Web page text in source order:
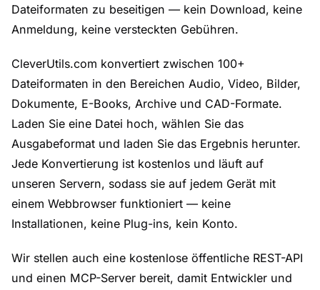
Dateiformaten zu beseitigen — kein Download, keine
Anmeldung, keine versteckten Gebühren.
CleverUtils.com konvertiert zwischen 100+
Dateiformaten in den Bereichen Audio, Video, Bilder,
Dokumente, E-Books, Archive und CAD-Formate.
Laden Sie eine Datei hoch, wählen Sie das
Ausgabeformat und laden Sie das Ergebnis herunter.
Jede Konvertierung ist kostenlos und läuft auf
unseren Servern, sodass sie auf jedem Gerät mit
einem Webbrowser funktioniert — keine
Installationen, keine Plug-ins, kein Konto.
Wir stellen auch eine kostenlose öffentliche REST-API
und einen MCP-Server bereit, damit Entwickler und